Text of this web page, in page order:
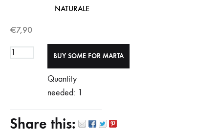
NATURALE
€7,90
Quantity
needed: 1
Share this: